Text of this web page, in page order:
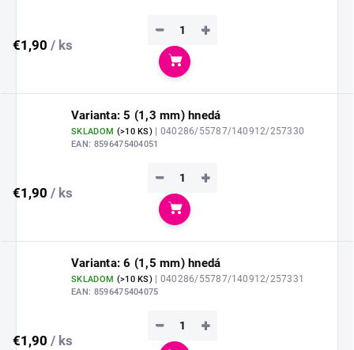
€1,90 / ks
+
−
Do košíka
Varianta: 5 (1,3 mm) hnedá
SKLADOM (>10 KS) | 040286/55787/140912/257330
EAN: 8596475404051
€1,90 / ks
+
−
Do košíka
Varianta: 6 (1,5 mm) hnedá
SKLADOM (>10 KS) | 040286/55787/140912/257331
EAN: 8596475404075
€1,90 / ks
+
−